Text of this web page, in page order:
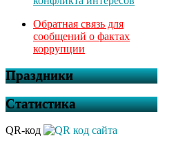
Обратная связь для
сообщений о фактах
коррупции
Праздники
Статистика
QR-код